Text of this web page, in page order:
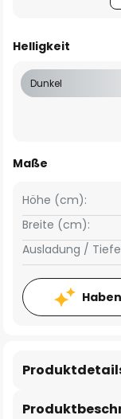
Helligkeit
Dunkel
Maße
Breite (cm):
Höhe (cm):
Ausladung /